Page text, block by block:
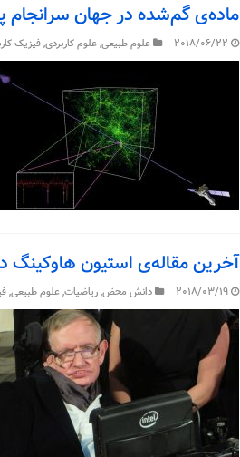
ماده‌ی گم‌شده در جهان سرانجام
2018/06/22 علوم طبیعی,علوم کاربردی,فیزیک
آخرین مقاله‌ی استیون هاوکینگ
2018/03/19 دانش محض,ریاضیات,علوم طبیعی,